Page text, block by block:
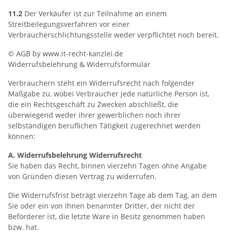
11.2 Der Verkäufer ist zur Teilnahme an einem
Streitbeilegungsverfahren vor einer
Verbraucherschlichtungsstelle weder verpflichtet noch bereit.
© AGB by www.it-recht-kanzlei.de
Widerrufsbelehrung & Widerrufsformular
Verbrauchern steht ein Widerrufsrecht nach folgender
Maßgabe zu, wobei Verbraucher jede natürliche Person ist,
die ein Rechtsgeschäft zu Zwecken abschließt, die
überwiegend weder ihrer gewerblichen noch ihrer
selbständigen beruflichen Tätigkeit zugerechnet werden
können:
A. Widerrufsbelehrung Widerrufsrecht
Sie haben das Recht, binnen vierzehn Tagen ohne Angabe
von Gründen diesen Vertrag zu widerrufen.
Die Widerrufsfrist beträgt vierzehn Tage ab dem Tag, an dem
Sie oder ein von Ihnen benannter Dritter, der nicht der
Beförderer ist, die letzte Ware in Besitz genommen haben
bzw. hat.